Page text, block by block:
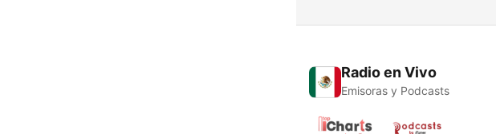
Radio en Vivo
Emisoras y Podcasts